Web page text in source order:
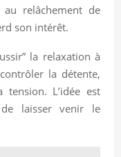
relâchement de
son intérêt.
la relaxation à
la détente,
L’idée est
laisser venir le